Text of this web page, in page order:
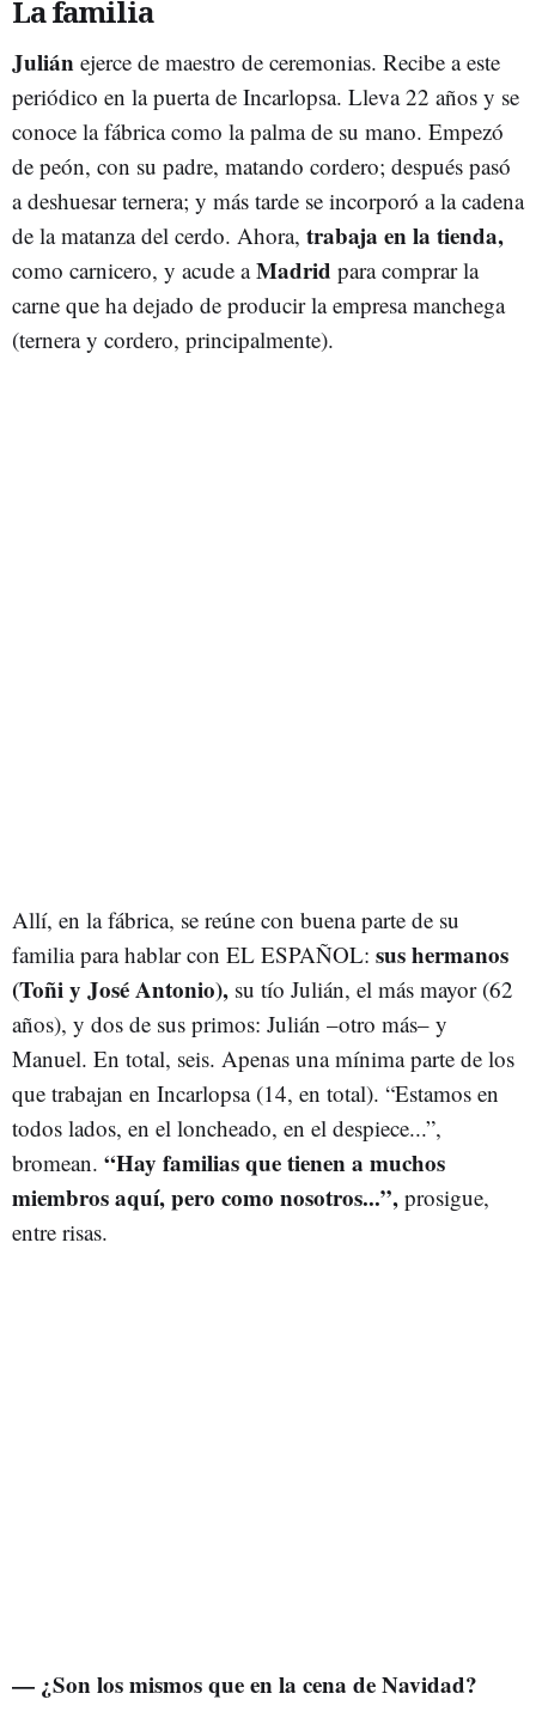
La familia
Julián ejerce de maestro de ceremonias. Recibe a este
periódico en la puerta de Incarlopsa. Lleva 22 años y se
conoce la fábrica como la palma de su mano. Empezó
de peón, con su padre, matando cordero; después pasó
a deshuesar ternera; y más tarde se incorporó a la cadena
de la matanza del cerdo. Ahora, trabaja en la tienda,
como carnicero, y acude aMadrid para comprar la
carne que ha dejado de producir la empresa manchega
(ternera y cordero, principalmente).
Allí, en la fábrica, se reúne con buena parte de su
familia para hablar con EL ESPAÑOL: sus hermanos
(Toñi y José Antonio), su tío Julián, el más mayor (62
años), y dos de sus primos: Julián –otro más– y
Manuel. En total, seis. Apenas una mínima parte de los
que trabajan en Incarlopsa (14, en total). “Estamos en
todos lados, en el loncheado, en el despiece...”,
bromean. “Hay familias que tienen a muchos
miembros aquí, pero como nosotros...”, prosigue,
entre risas.
— ¿Son los mismos que en la cena de Navidad?